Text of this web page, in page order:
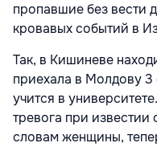
пропавшие без вести
кровавых событий в
Так, в Кишиневе
приехала в Молдову 3
учится в
тревога при
словам женщины,